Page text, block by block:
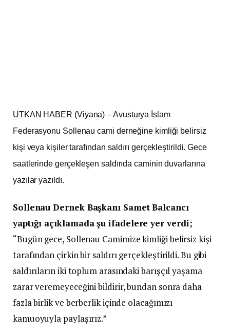
UTKAN HABER (Viyana) – Avusturya İslam
Federasyonu Sollenau cami derneğine kimliği belirsiz
kişi veya kişiler tarafından saldırı gerçekleştirildi. Gece
saatlerinde gerçekleşen saldırıda caminin duvarlarına
yazılar yazıldı.
Sollenau Dernek Başkanı Samet Balcancı
yaptığı açıklamada şu ifadelere yer verdi;
“Bugün gece, Sollenau Camimize kimliği belirsiz kişi
tarafından çirkin bir saldırı gerçekleştirildi. Bu gibi
saldırıların iki toplum arasındaki barışçıl yaşama
zarar veremeyeceğini bildirir, bundan sonra daha
fazla birlik ve berberlik içinde olacağımızı
kamuoyuyla paylaşırız.”